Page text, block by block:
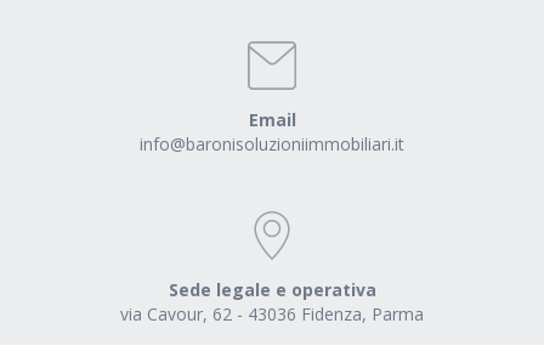
Email
info@baronisoluzioniimmobiliari.it
Sede legale e operativa
via Cavour, 62 - 43036 Fidenza, Parma